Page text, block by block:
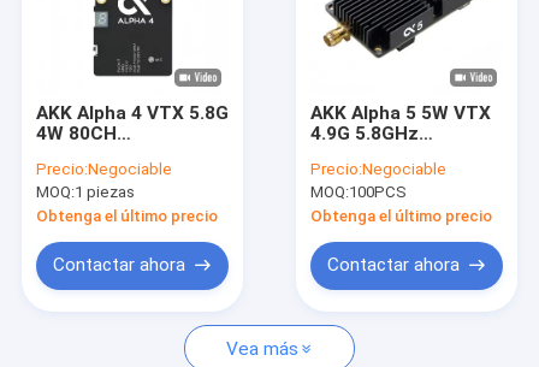
AKK Alpha 4 VTX 5.8G
4W 80CH
Transmisor de vídeo
FPV de audio
inteligente
drones
Precio:Negociable
MOQ:1 piezas
Obtenga el último precio
Contactar ahora
AKK Alpha 5 5W VTX
4.9G 5.8GHz
Transmisor de video
FPV conmutable de
potencia FPV VTX
Precio:Negociable
MOQ:100PCS
Obtenga el último precio
Contactar ahora
Vea más